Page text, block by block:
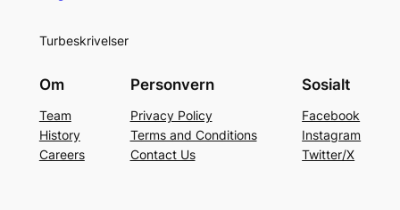
Turbeskrivelser
Om
Team
History
Careers
Personvern
Privacy Policy
Terms and Conditions
Contact Us
Sosialt
Facebook
Instagram
Twitter/X